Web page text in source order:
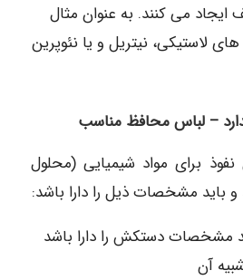
ایجاد می کنند. به عنوان مثال
لاستیکی، نیتریل و یا نئوپرین
– لباس محافظ مناسب
نفوذ برای مواد شیمیایی (محلول
باید مشخصات ذیل را دارا باشد:
مشخصات دستکش را دارا باشد